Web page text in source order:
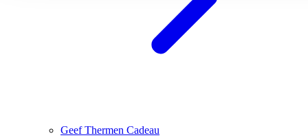
Geef Thermen Cadeau